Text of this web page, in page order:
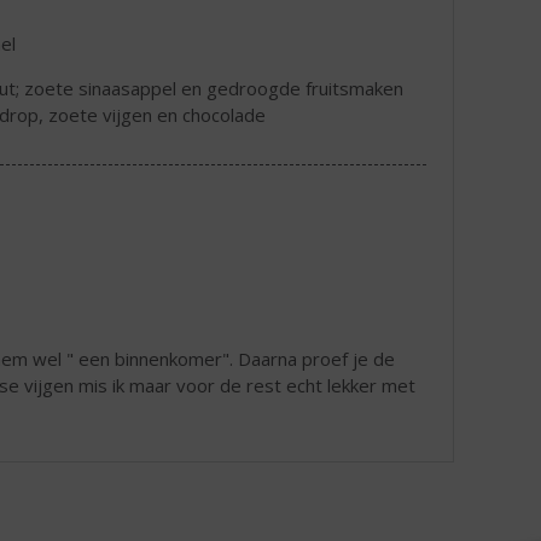
zoete sinaasappel en gedroogde fruitsmaken
zoete vijgen en chocolade
wel " een binnenkomer". Daarna proef je de
vijgen mis ik maar voor de rest echt lekker met